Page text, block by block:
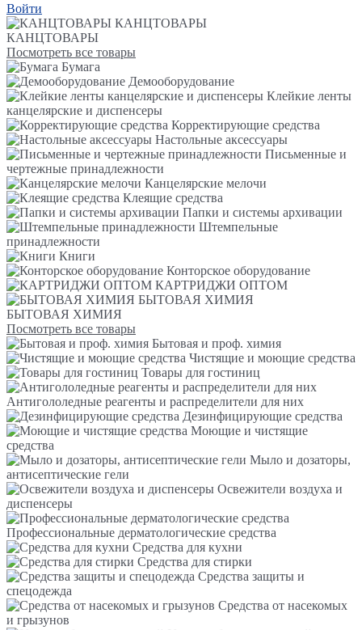
Войти
КАНЦТОВАРЫ
КАНЦТОВАРЫ
Посмотреть все товары
Бумага
Демооборудование
Клейкие ленты
канцелярские и диспенсеры
Корректирующие средства
Настольные аксессуары
Письменные и
чертежные принадлежности
Канцелярские мелочи
Клеящие средства
Папки и системы архивации
Штемпельные
принадлежности
Книги
Конторское оборудование
КАРТРИДЖИ ОПТОМ
БЫТОВАЯ ХИМИЯ
БЫТОВАЯ ХИМИЯ
Посмотреть все товары
Бытовая и проф. химия
Чистящие и моющие средства
Товары для гостиниц
Антигололедные реагенты и распределители для них
Дезинфицирующие средства
Моющие и чистящие
средства
Мыло и дозаторы,
антисептические гели
Освежители воздуха и
диспенсеры
Профессиональные дерматологические средства
Средства для кухни
Средства для стирки
Средства защиты и
спецодежда
Средства от насекомых
и грызунов